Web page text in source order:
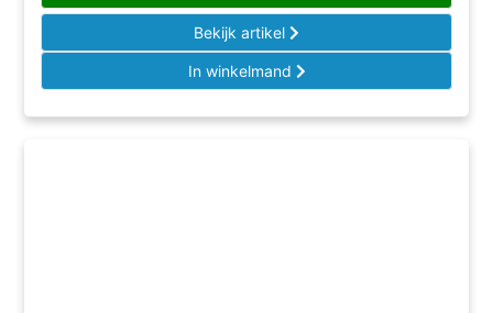
Bekijk artikel
In winkelmand